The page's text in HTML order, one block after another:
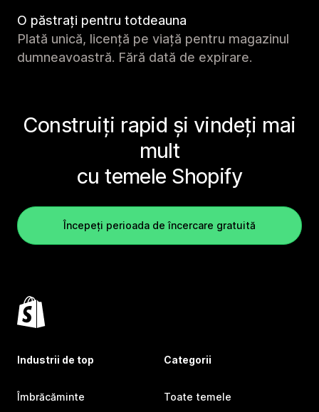
O păstrați pentru totdeauna
Plată unică, licență pe viață pentru magazinul
dumneavoastră. Fără dată de expirare.
Construiți rapid și vindeți mai
mult
cu temele Shopify
Începeți perioada de încercare gratuită
Industrii de top
Îmbrăcăminte
Categorii
Toate temele